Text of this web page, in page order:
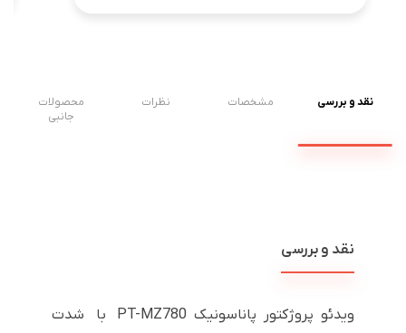
نقد و بررسی مشخصات نظرات
محصولات
جانبی
نقد و بررسی
ویدئو پروژکتور پاناسونیک PT-MZ780 با شدت